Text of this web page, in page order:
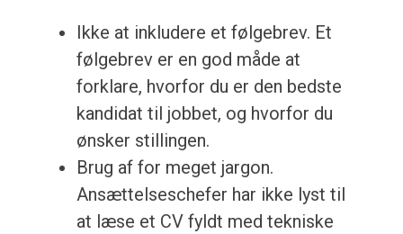
Ikke at inkludere et følgebrev. Et
følgebrev er en god måde at
forklare, hvorfor du er den bedste
kandidat til jobbet, og hvorfor du
ønsker stillingen.
Brug af for meget jargon.
Ansættelseschefer har ikke lyst til
at læse et CV fyldt med tekniske